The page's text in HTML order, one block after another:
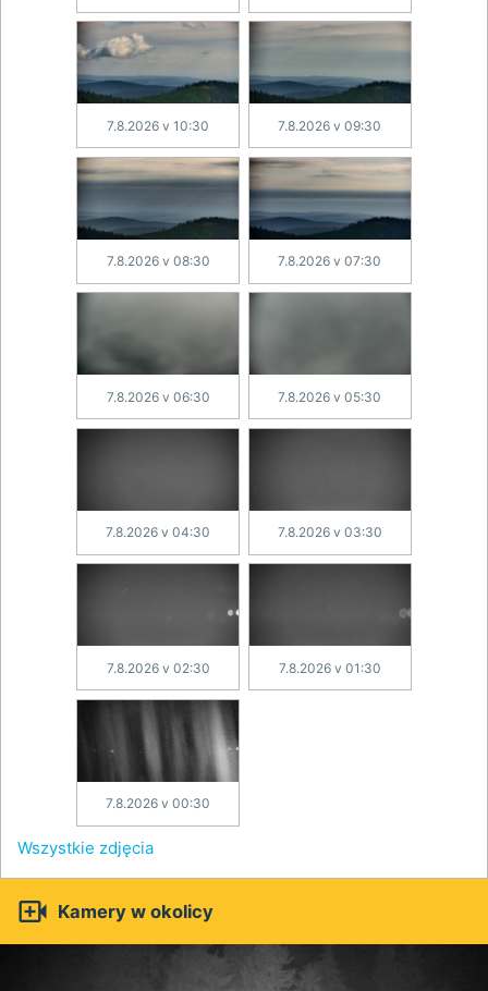
7.8.2026 v 10:30 7.8.2026 v 09:30
7.8.2026 v 08:30 7.8.2026 v 07:30
7.8.2026 v 06:30 7.8.2026 v 05:30
7.8.2026 v 04:30 7.8.2026 v 03:30
7.8.2026 v 02:30 7.8.2026 v 01:30
7.8.2026 v 00:30
Wszystkie zdjęcia
 Kamery w okolicy